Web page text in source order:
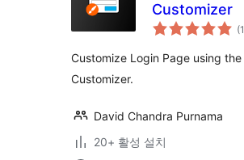
Customizer
(1
Customize Login Page using the
Customizer.
David Chandra Purnama
20+ 활성 설치